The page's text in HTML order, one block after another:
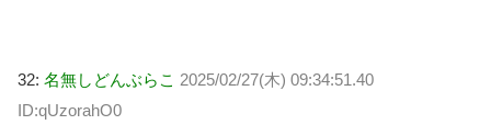
32: 名無しどんぶらこ 2025/02/27(木) 09:34:51.40
ID:qUzorahO0